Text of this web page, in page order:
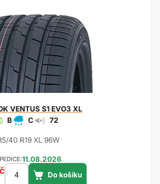
VENTUS S1 EVO3 XL
B
C 72
40 R19 XL 96W
11.08.2026